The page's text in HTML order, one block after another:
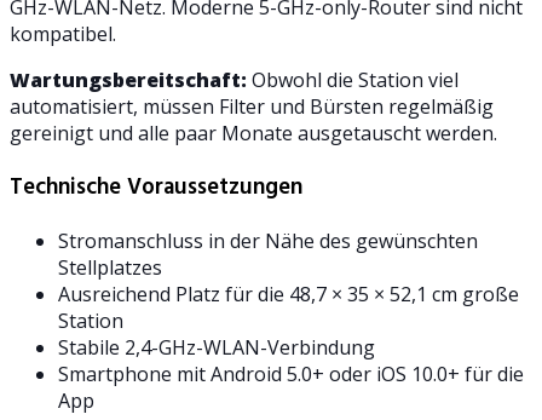
GHz-WLAN-Netz. Moderne 5-GHz-only-Router sind nicht
kompatibel.
Wartungsbereitschaft: Obwohl die Station viel
automatisiert, müssen Filter und Bürsten regelmäßig
gereinigt und alle paar Monate ausgetauscht werden.
Technische Voraussetzungen
Stromanschluss in der Nähe des gewünschten
Stellplatzes
Ausreichend Platz für die 48,7 × 35 × 52,1 cm große
Station
Stabile 2,4-GHz-WLAN-Verbindung
Smartphone mit Android 5.0+ oder iOS 10.0+ für die
App